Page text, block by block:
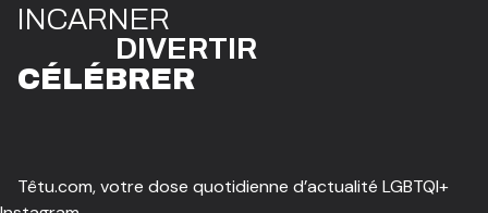
INCARNER
DIVERTIR
CÉLÉBRER
Têtu.com, votre dose quotidienne d’actualité LGBTQI+